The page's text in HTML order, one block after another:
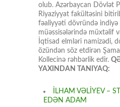
olub. Azərbaycan Dövlət
Riyaziyyat fakültəsini
fəaliyyəti dövründə indiyə
müəssisələrində müxtəlif
İqtisad elmləri namizədi,
özündən söz etdirən
Kollecinə rəhbərlik edir.
YAXINDAN TANIYAQ:
İLHAM VƏLİYEV –
EDƏN ADAM